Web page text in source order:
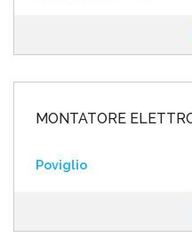
MONTATORE
Poviglio